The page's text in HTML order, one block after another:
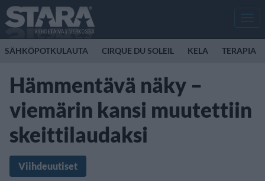
SÄHKÖPOTKULAUTA CIRQUE DU SOLEIL KELA TERAPIA
Hämmentävä näky –
viemärin kansi muutettiin
skeittilaudaksi
Viihdeuutiset